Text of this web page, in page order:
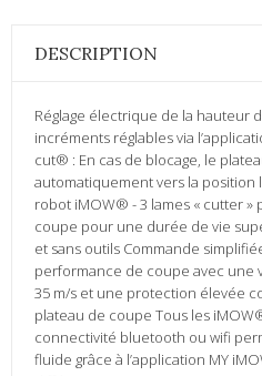
DESCRIPTION
Réglage électrique de la hauteur
incréments réglables via
cut® : En cas de blocage, le
automatiquement vers la
robot iMOW® - 3 lames « cutter »
coupe pour une durée de vie
et sans outils Commande
performance de coupe avec une
35 m/s et une protection élevée
plateau de coupe Tous les
connectivité bluetooth ou wifi
fluide grâce à l’application MY